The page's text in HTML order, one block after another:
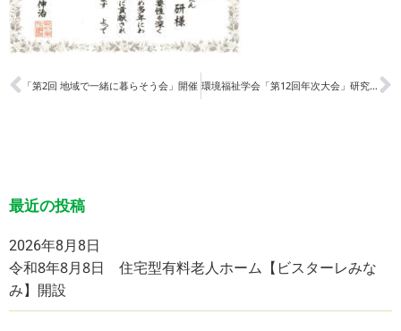
「第2回 地域で一緒に暮らそう会」開催 環境福祉学会「第12回年次大会」研究発表
最近の投稿
2026年8月8日
令和8年8月8日 住宅型有料老人ホーム【ビスターレみな
み】開設